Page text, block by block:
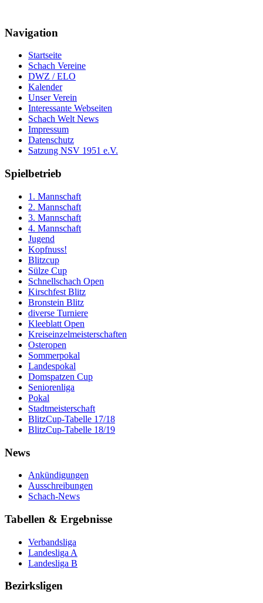
Navigation
Startseite
Schach Vereine
DWZ / ELO
Kalender
Unser Verein
Interessante Webseiten
Schach Welt News
Impressum
Datenschutz
Satzung NSV 1951 e.V.
Spielbetrieb
1. Mannschaft
2. Mannschaft
3. Mannschaft
4. Mannschaft
Jugend
Kopfnuss!
Blitzcup
Sülze Cup
Schnellschach Open
Kirschfest Blitz
Bronstein Blitz
diverse Turniere
Kleeblatt Open
Kreiseinzelmeisterschaften
Osteropen
Sommerpokal
Landespokal
Domspatzen Cup
Seniorenliga
Pokal
Stadtmeisterschaft
BlitzCup-Tabelle 17/18
BlitzCup-Tabelle 18/19
News
Ankündigungen
Ausschreibungen
Schach-News
Tabellen & Ergebnisse
Verbandsliga
Landesliga A
Landesliga B
Bezirksligen